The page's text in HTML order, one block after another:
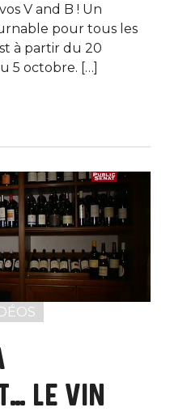
V and B ! Un
pour tous les
à partir du 20
5 octobre. […]
LE VIN